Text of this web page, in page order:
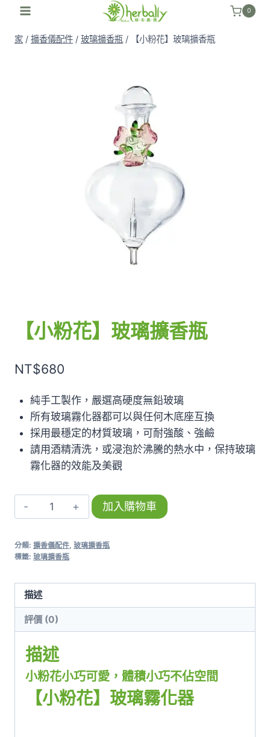
0
家 / 擴香儀配件 / 玻璃擴香瓶 / 【小粉花】玻璃擴香瓶
【小粉花】玻璃擴香瓶
NT$680
純手工製作，嚴選高硬度無鉛玻璃
所有玻璃霧化器都可以與任何木底座互換
採用最穩定的材質玻璃，可耐強酸、強鹼
請用酒精清洗，或浸泡於沸騰的熱水中，保持玻璃
霧化器的效能及美觀
【小
粉
玻
擴
香
瓶
數
量
加入購物車
分類: 擴香儀配件 玻璃擴香瓶
標籤: 玻璃擴香瓶
描述
評價 (0)
描述
小粉花小巧可愛， 體積小巧不佔空間
【小粉花】玻璃霧化器